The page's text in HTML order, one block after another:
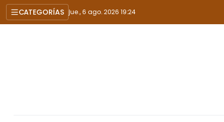
CATEGORÍAS jue., 6 ago. 2026 19:24